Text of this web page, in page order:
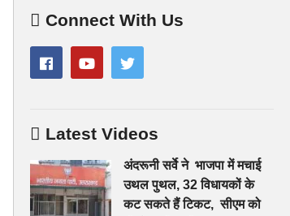
Connect With Us
Latest Videos
अंदरूनी सर्वे ने भाजपा में मचाई
उथल पुथल, 32 विधायकों के
कट सकते हैं टिकट, सीएम को